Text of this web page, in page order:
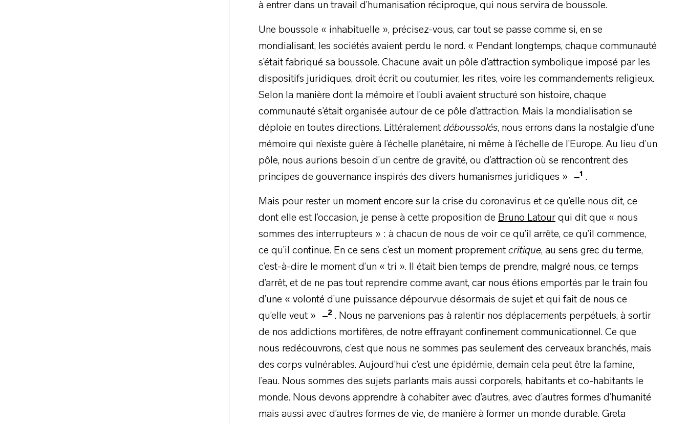
à entrer dans un travail d’humanisation réciproque, qui nous servira de boussole.
Une boussole « inhabituelle », précisez-vous, car tout se passe comme si, en se
mondialisant, les sociétés avaient perdu le nord. « Pendant longtemps, chaque communauté
s’était fabriqué sa boussole. Chacune avait un pôle d’attraction symbolique imposé par les
dispositifs juridiques, droit écrit ou coutumier, les rites, voire les commandements religieux.
Selon la manière dont la mémoire et l’oubli avaient structuré son histoire, chaque
communauté s’était organisée autour de ce pôle d’attraction. Mais la mondialisation se
déploie en toutes directions. Littéralement déboussolés, nous errons dans la nostalgie d’une
mémoire qui n’existe guère à l’échelle planétaire, ni même à l’échelle de l’Europe. Au lieu d’un
pôle, nous aurions besoin d’un centre de gravité, ou d’attraction où se rencontrent des
principes de gouvernance inspirés des divers humanismes juridiques »
1 .
Mais pour rester un moment encore sur la crise du coronavirus et ce qu’elle nous dit, ce
dont elle est l’occasion, je pense à cette proposition de Bruno Latourqui dit que « nous
sommes des interrupteurs » : à chacun de nous de voir ce qu’il arrête, ce qu’il commence,
ce qu’il continue. En ce sens c’est un moment proprement critique, au sens grec du terme,
c’est-à-dire le moment d’un « tri ». Il était bien temps de prendre, malgré nous, ce temps
d’arrêt, et de ne pas tout reprendre comme avant, car nous étions emportés par le train fou
d’une « volonté d’une puissance dépourvue désormais de sujet et qui fait de nous ce
qu’elle veut »
2 . Nous ne parvenions pas à ralentir nos déplacements perpétuels, à sortir
de nos addictions mortifères, de notre effrayant confinement communicationnel. Ce que
nous redécouvrons, c’est que nous ne sommes pas seulement des cerveaux branchés, mais
des corps vulnérables. Aujourd’hui c’est une épidémie, demain cela peut être la famine,
l’eau. Nous sommes des sujets parlants mais aussi corporels, habitants et co-habitants le
monde. Nous devons apprendre à cohabiter avec d’autres, avec d’autres formes d’humanité
mais aussi avec d’autres formes de vie, de manière à former un monde durable. Greta